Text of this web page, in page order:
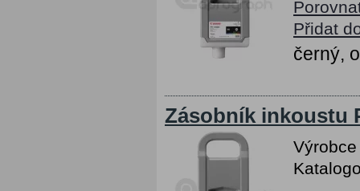
Přidat
černý,
Zásobník inkoustu